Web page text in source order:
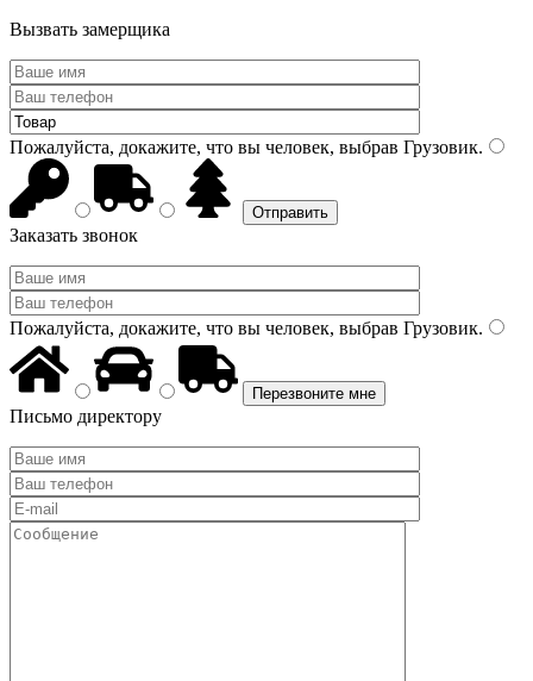
Вызвать замерщика
Пожалуйста, докажите, что вы человек, выбрав Грузовик.
Заказать звонок
Пожалуйста, докажите, что вы человек, выбрав Грузовик.
Письмо директору